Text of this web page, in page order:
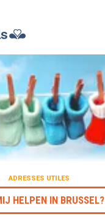
ADRESSES UTILES
HELPEN IN BRUSSEL?